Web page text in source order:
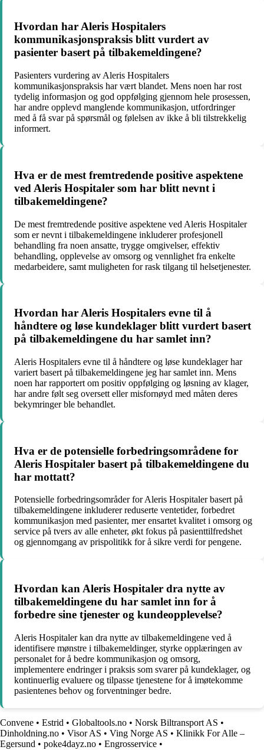
Hvordan har Aleris Hospitalers
kommunikasjonspraksis blitt vurdert av
pasienter basert på tilbakemeldingene?
Pasienters vurdering av Aleris Hospitalers
kommunikasjonspraksis har vært blandet. Mens noen har rost
tydelig informasjon og god oppfølging gjennom hele prosessen,
har andre opplevd manglende kommunikasjon, utfordringer
med å få svar på spørsmål og følelsen av ikke å bli tilstrekkelig
informert.
Hva er de mest fremtredende positive aspektene
ved Aleris Hospitaler som har blitt nevnt i
tilbakemeldingene?
De mest fremtredende positive aspektene ved Aleris Hospitaler
som er nevnt i tilbakemeldingene inkluderer profesjonell
behandling fra noen ansatte, trygge omgivelser, effektiv
behandling, opplevelse av omsorg og vennlighet fra enkelte
medarbeidere, samt muligheten for rask tilgang til helsetjenester.
Hvordan har Aleris Hospitalers evne til å
håndtere og løse kundeklager blitt vurdert basert
på tilbakemeldingene du har samlet inn?
Aleris Hospitalers evne til å håndtere og løse kundeklager har
variert basert på tilbakemeldingene jeg har samlet inn. Mens
noen har rapportert om positiv oppfølging og løsning av klager,
har andre følt seg oversett eller misfornøyd med måten deres
bekymringer ble behandlet.
Hva er de potensielle forbedringsområdene for
Aleris Hospitaler basert på tilbakemeldingene du
har mottatt?
Potensielle forbedringsområder for Aleris Hospitaler basert på
tilbakemeldingene inkluderer reduserte ventetider, forbedret
kommunikasjon med pasienter, mer ensartet kvalitet i omsorg og
service på tvers av alle enheter, økt fokus på pasienttilfredshet
og gjennomgang av prispolitikk for å sikre verdi for pengene.
Hvordan kan Aleris Hospitaler dra nytte av
tilbakemeldingene du har samlet inn for å
forbedre sine tjenester og kundeopplevelse?
Aleris Hospitaler kan dra nytte av tilbakemeldingene ved å
identifisere mønstre i tilbakemeldinger, styrke opplæringen av
personalet for å bedre kommunikasjon og omsorg,
implementere endringer i praksis som svarer på kundeklager, og
kontinuerlig evaluere og tilpasse tjenestene for å imøtekomme
pasientenes behov og forventninger bedre.
Convene • Estrid • Globaltools.no • Norsk Biltransport AS •
Dinholdning.no • Visor AS • Ving Norge AS • Klinikk For Alle –
Egersund • poke4dayz.no • Engrosservice •